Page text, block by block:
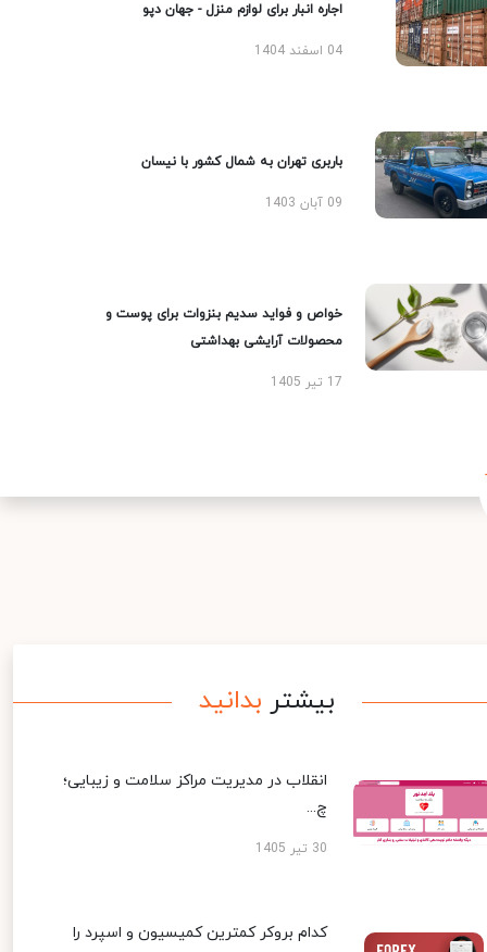
اجاره انبار برای لوازم منزل - جهان دپو
04 اسفند 1404
باربری تهران به شمال کشور با نیسان
09 آبان 1403
خواص و فواید سدیم بنزوات برای پوست و
محصولات آرایشی بهداشتی
17 تیر 1405
بیشتر بدانید
انقلاب در مدیریت مراکز سلامت و زیبایی؛
چ...
30 تیر 1405
کدام بروکر کمترین کمیسیون و اسپرد را